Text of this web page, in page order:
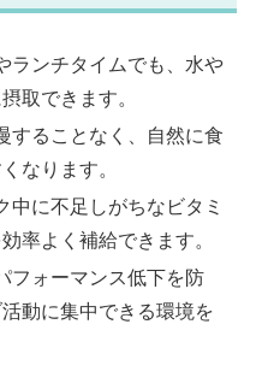
ランチタイムでも、水や
取できます。
することなく、自然に食
なります。
中に不足しがちなビタミ
率よく補給できます。
フォーマンス低下を防
動に集中できる環境を